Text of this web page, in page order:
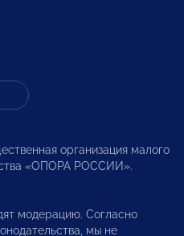
организация малого
«ОПОРА РОССИИ».
модерацию. Согласно
мы не